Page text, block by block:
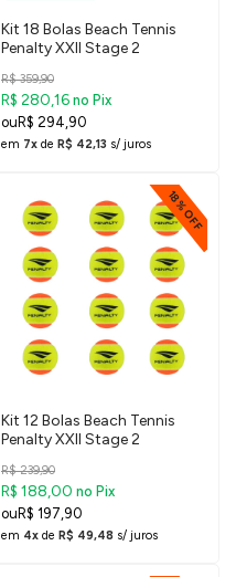
Kit 18 Bolas Beach Tennis
Penalty XXII Stage 2
R$ 359,90
R$ 280,16 no Pix
R$ 294,90
em 7x de R$ 42,13 s/ juros
18% OFF
Kit 12 Bolas Beach Tennis
Penalty XXII Stage 2
R$ 239,90
R$ 188,00 no Pix
R$ 197,90
em 4x de R$ 49,48 s/ juros